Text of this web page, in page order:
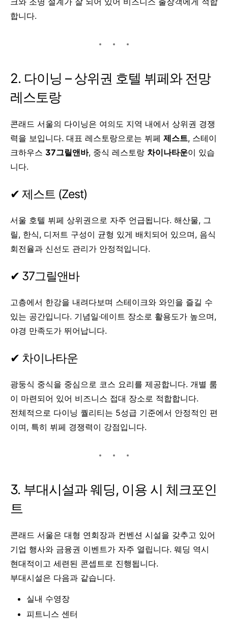
합니다.
2. 다이닝 – 상위권 호텔 뷔페와 전망
레스토랑
콘래드 서울의 다이닝은 여의도 지역 내에서 상위권 경쟁
력을 보입니다. 대표 레스토랑으로는 뷔페 제스트, 스테이
크하우스 37그릴앤바, 중식 레스토랑 차이나타운이 있습
니다.
✔ 제스트 (Zest)
서울 호텔 뷔페 상위권으로 자주 언급됩니다. 해산물, 그
릴, 한식, 디저트 구성이 균형 있게 배치되어 있으며, 음식
회전율과 신선도 관리가 안정적입니다.
✔ 37그릴앤바
고층에서 한강을 내려다보며 스테이크와 와인을 즐길 수
있는 공간입니다. 기념일·데이트 장소로 활용도가 높으며,
야경 만족도가 뛰어납니다.
✔ 차이나타운
광둥식 중식을 중심으로 코스 요리를 제공합니다. 개별 룸
이 마련되어 있어 비즈니스 접대 장소로 적합합니다.
전체적으로 다이닝 퀄리티는 5성급 기준에서 안정적인 편
이며, 특히 뷔페 경쟁력이 강점입니다.
3. 부대시설과 웨딩, 이용 시 체크포인
트
콘래드 서울은 대형 연회장과 컨벤션 시설을 갖추고 있어
기업 행사와 금융권 이벤트가 자주 열립니다. 웨딩 역시
현대적이고 세련된 콘셉트로 진행됩니다.
부대시설은 다음과 같습니다.
실내 수영장
피트니스 센터